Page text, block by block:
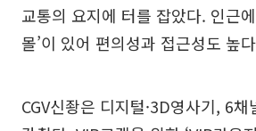
교통의 요지에 터를 잡았다. 인근
몰’이 있어 편의성과 접근성도 높
CGV신좡은 디지털·3D영사기, 6